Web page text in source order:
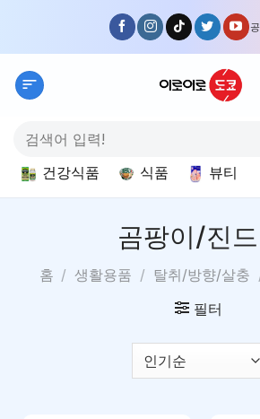
content
색:
건강식품 식품 뷰티
곰팡이/진
홈 / 생활용품 / 탈취/방향/살충
필터